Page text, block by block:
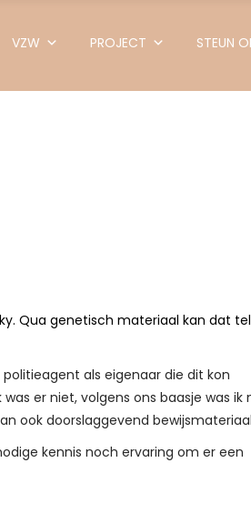
VZW PROJECT STEUN
Qua genetisch materiaal kan dat
als eigenaar die dit kon
er niet, volgens ons baasje was ik
ook doorslaggevend
kennis noch ervaring om er een